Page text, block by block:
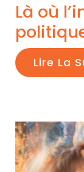
Là où
Lire La